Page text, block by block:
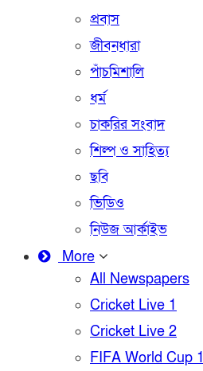
প্রবাস
জীবনধারা
পাঁচমিশালি
ধর্ম
চাকরির সংবাদ
শিল্প ও সাহিত্য
ছবি
ভিডিও
নিউজ আর্কাইভ
More
All Newspapers
Cricket Live 1
Cricket Live 2
FIFA World Cup 1